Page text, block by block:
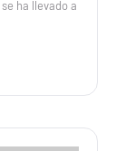
ha llevado a